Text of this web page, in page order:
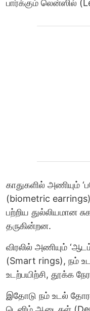
பார்க்கும் லென்ஸில்
காதுகளில் அணியும்
(biometric
பற்றிய துல்லியமான
தருகின்றன.
விரலில் அணியும்
(Smart rings), நம்
உடற்பயிற்சி, தூக்க
இதோடு நம் உடல்